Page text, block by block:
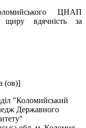
ЦНАП
вдячність за
(ов)]
"Коломийський
Державного